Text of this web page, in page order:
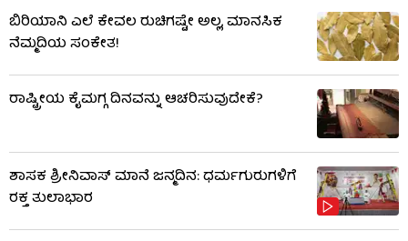
ಬಿರಿಯಾನಿ ಎಲೆ ಕೇವಲ ರುಚಿಗಷ್ಟೇ ಅಲ್ಲ, ಮಾನಸಿಕ
ನೆಮ್ಮದಿಯ ಸಂಕೇತ!
ರಾಷ್ಟ್ರೀಯ ಕೈಮಗ್ಗ ದಿನವನ್ನು ಆಚರಿಸುವುದೇಕೆ?
ಶಾಸಕ ಶ್ರೀನಿವಾಸ್ ಮಾನೆ ಜನ್ಮದಿನ: ಧರ್ಮಗುರುಗಳಿಗೆ
ರಕ್ತ ತುಲಾಭಾರ